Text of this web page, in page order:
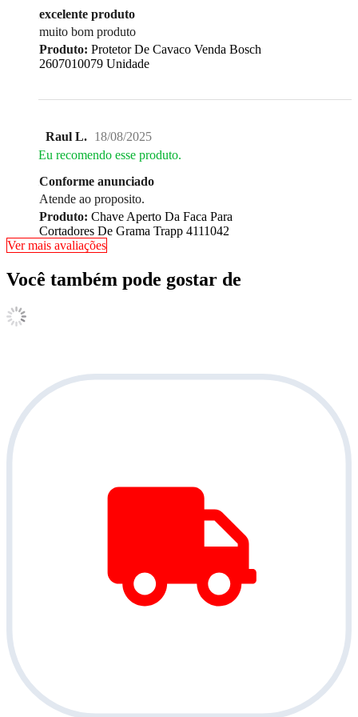
excelente produto
muito bom produto
Produto: Protetor De Cavaco Venda Bosch
2607010079 Unidade
Raul L. 18/08/2025
Eu recomendo esse produto.
Conforme anunciado
Atende ao proposito.
Produto: Chave Aperto Da Faca Para
Cortadores De Grama Trapp 4111042
Ver mais avaliações
Você também pode gostar de